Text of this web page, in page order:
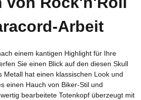
Arbeit
einem kantigen Highlight für Ihre
Sie einen Blick auf den diesen Skull
Metall hat einen klassischen Look und
einen Hauch von Biker-Stil und
bearbeitete Totenkopf überzeugt mit